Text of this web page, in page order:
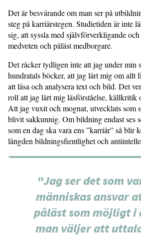
Det är besvärande om man ser på
steg på karriärstegen. Studietiden är inte
sig, att syssla med självförverkligande
medveten och påläst medborgare.
Det räcker tydligen inte att jag under min
hundratals böcker, att jag lärt mig om allt
att läsa och analysera text och bild. Det
roll att jag lärt mig läsförståelse, källkritik
Att jag vuxit och mognat, utvecklats som
blivit sakkunnig. Om bildning endast ses
som en dag ska vara ens ”karriär” så blir
längden bildningsfientlighet och
"Jag ser det som
människas ansvar
påläst som möjligt i
man väljer att